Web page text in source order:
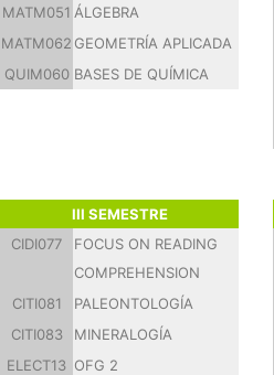
MATM051 ÁLGEBRA
MATM062 GEOMETRÍA APLICADA
QUIM060 BASES DE QUÍMICA
III SEMESTRE
CIDI077
FOCUS ON READING
COMPREHENSION
CITI081
PALEONTOLOGÍA
CITI083
MINERALOGÍA
ELECT13 OFG 2